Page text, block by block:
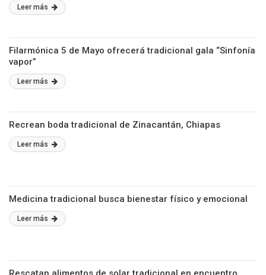
Leer más
Filarmónica 5 de Mayo ofrecerá tradicional gala “Sinfonía
vapor”
Leer más
Recrean boda tradicional de Zinacantán, Chiapas
Leer más
Medicina tradicional busca bienestar físico y emocional
Leer más